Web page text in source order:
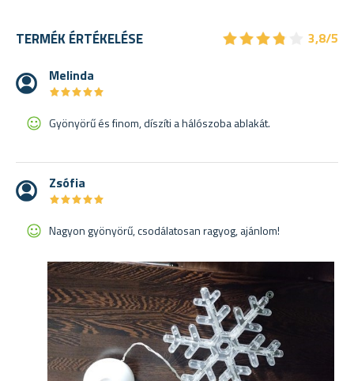
TERMÉK ÉRTÉKELÉSE ★★★★
★★★★
3,8/5
Melinda
★★★★★
★★★★★
Gyönyörű és finom, díszíti a hálószoba ablakát.
Zsófia
★★★★★
★★★★★
Nagyon gyönyörű, csodálatosan ragyog, ajánlom!